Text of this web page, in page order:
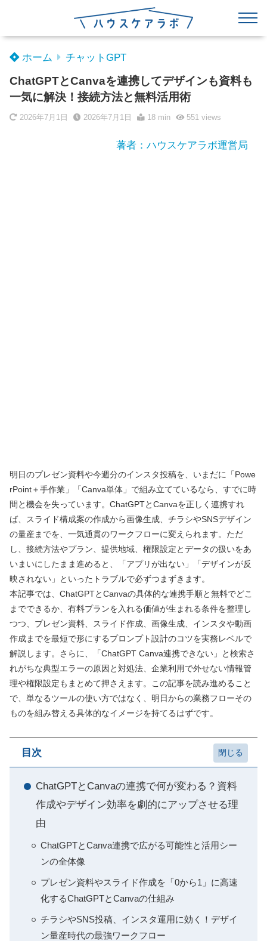
ホーム チャットGPT
ChatGPTとCanvaを連携してデザインも資料も
一気に解決！接続方法と無料活用術
2026年7月1日 2026年7月1日 18 min 551views
著者：ハウスケアラボ運営局
明日のプレゼン資料や今週分のインスタ投稿を、いまだに「Powe
rPoint＋手作業」「Canva単体」で組み立てているなら、すでに時
間と機会を失っています。ChatGPTとCanvaを正しく連携すれ
ば、スライド構成案の作成から画像生成、チラシやSNSデザイン
の量産までを、一気通貫のワークフローに変えられます。ただ
し、接続方法やプラン、提供地域、権限設定とデータの扱いをあ
いまいにしたまま進めると、「アプリが出ない」「デザインが反
映されない」といったトラブルで必ずつまずきます。
本記事では、ChatGPTとCanvaの具体的な連携手順と無料でどこ
までできるか、有料プランを入れる価値が生まれる条件を整理し
つつ、プレゼン資料、スライド作成、画像生成、インスタや動画
作成までを最短で形にするプロンプト設計のコツを実務レベルで
解説します。さらに、「ChatGPT Canva連携できない」と検索さ
れがちな典型エラーの原因と対処法、企業利用で外せない情報管
理や権限設定もまとめて押さえます。この記事を読み進めること
で、単なるツールの使い方ではなく、明日からの業務フローその
ものを組み替える具体的なイメージを持てるはずです。
目次
ChatGPTとCanvaの連携で何が変わる？資料
作成やデザイン効率を劇的にアップさせる理
由
ChatGPTとCanva連携で広がる可能性と活用シー
ンの全体像
プレゼン資料やスライド作成を「0から1」に高速
化するChatGPTとCanvaの仕組み
チラシやSNS投稿、インスタ運用に効く！デザイ
ン量産時代の最強ワークフロー